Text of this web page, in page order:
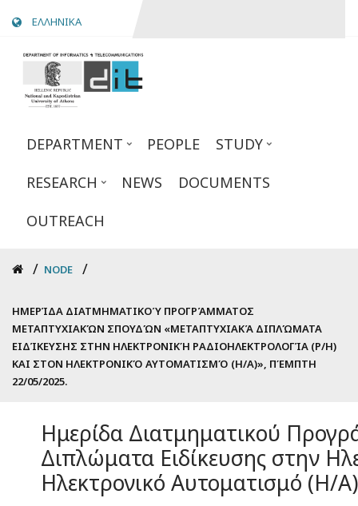
content
ΕΛΛΗΝΙΚΑ
DEPARTMENT PEOPLE
STUDY
RESEARCH
NEWS
DOCUMENTS
OUTREACH
Breadcrumb
NODE
ΗΜΕΡΊΔΑ ΔΙΑΤΜΗΜΑΤΙΚΟΎ ΠΡΟΓΡΆΜΜΑΤΟΣ
ΜΕΤΑΠΤΥΧΙΑΚΏΝ ΣΠΟΥΔΏΝ «ΜΕΤΑΠΤΥΧΙΑΚΆ ΔΙΠΛΏΜΑΤΑ
ΕΙΔΊΚΕΥΣΗΣ ΣΤΗΝ ΗΛΕΚΤΡΟΝΙΚΉ ΡΑΔΙΟΗΛΕΚΤΡΟΛΟΓΊΑ (Ρ/Η)
ΚΑΙ ΣΤΟΝ ΗΛΕΚΤΡΟΝΙΚΌ ΑΥΤΟΜΑΤΙΣΜΌ (Η/Α)», ΠΈΜΠΤΗ
22/05/2025.
Ημερίδα Διατμηματικού
Διπλώματα Ειδίκευσης στην
Ηλεκτρονικό Αυτοματισμό (Η/